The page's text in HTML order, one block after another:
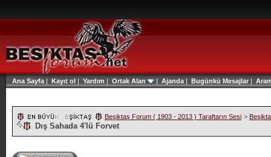
Ana Sayfa | Kayıt ol | Yardım | Ortak Alan | Ajanda | Bugünkü Mesajlar|
Beşiktaş Forum ( 1903 - 2013 ) Taraftarın Sesi >
Dış Sahada 4'lü Forvet